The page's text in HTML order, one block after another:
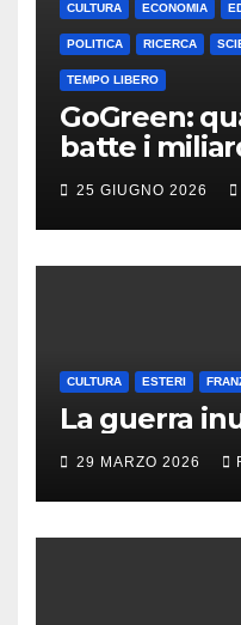
CULTURA ECONOMIA
POLITICA RICERCA
TEMPO LIBERO
GoGreen:
batte i
25 GIUGNO 2026
CULTURA ESTERI
La guerra
29 MARZO 2026